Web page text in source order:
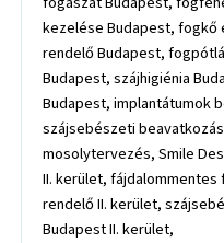
kezelése Budapest,
rendelő Budapest,
Budapest, szájhigiénia
Budapest, implantátumok
szájsebészeti
mosolytervezés, Smile
II. kerület,
rendelő II. kerület,
Budapest II. kerület,